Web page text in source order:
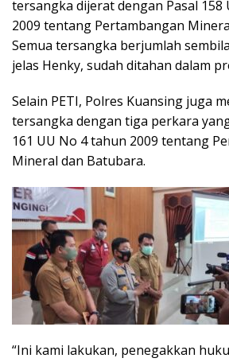
tersangka dijerat dengan Pasal 158
2009 tentang Pertambangan
Semua tersangka berjumlah
jelas Henky, sudah ditahan dalam
Selain PETI, Polres Kuansing juga
tersangka dengan tiga perkara
161 UU No 4 tahun 2009 tentang
Mineral dan Batubara.
“Ini kami lakukan, penegakkan